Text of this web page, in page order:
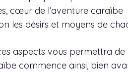
cœur de l’aventure caraïbe
les désirs et moyens de
aspects vous permettra
commence ainsi, bien